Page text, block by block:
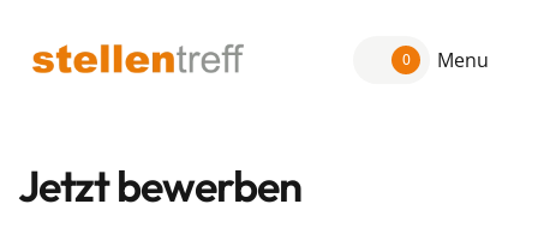
0 Menu
Jetzt bewerben